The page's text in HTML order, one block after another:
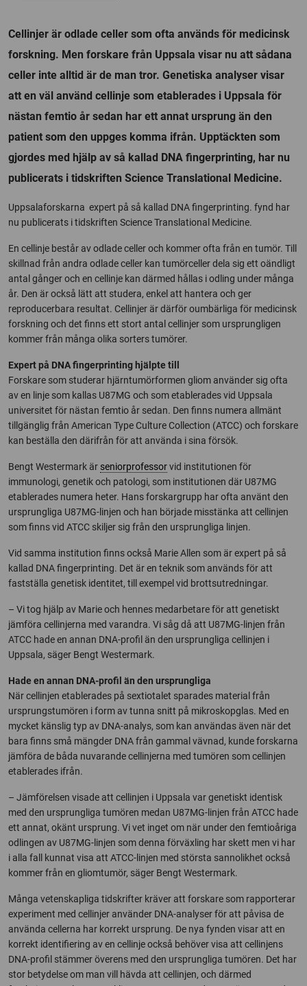
Cellinjer är odlade celler som ofta används för medicinsk
forskning. Men forskare från Uppsala visar nu att sådana
celler inte alltid är de man tror. Genetiska analyser visar
att en väl använd cellinje som etablerades i Uppsala för
nästan femtio år sedan har ett annat ursprung än den
patient som den uppges komma ifrån. Upptäckten som
gjordes med hjälp av så kallad DNA fingerprinting, har nu
publicerats i tidskriften Science Translational Medicine.
Uppsalaforskarna expert på så kallad DNA fingerprinting. fynd har
nu publicerats i tidskriften Science Translational Medicine.
En cellinje består av odlade celler och kommer ofta från en tumör. Till
skillnad från andra odlade celler kan tumörceller dela sig ett oändligt
antal gånger och en cellinje kan därmed hållas i odling under många
år. Den är också lätt att studera, enkel att hantera och ger
reproducerbara resultat. Cellinjer är därför oumbärliga för medicinsk
forskning och det finns ett stort antal cellinjer som ursprungligen
kommer från många olika sorters tumörer.
Expert på DNA fingerprinting hjälpte till
Forskare som studerar hjärntumörformen gliom använder sig ofta
av en linje som kallas U87MG och som etablerades vid Uppsala
universitet för nästan femtio år sedan. Den finns numera allmänt
tillgänglig från American Type Culture Collection (ATCC) och forskare
kan beställa den därifrån för att använda i sina försök.
Bengt Westermark är seniorprofessorvid institutionen för
immunologi, genetik och patologi, som institutionen där U87MG
etablerades numera heter. Hans forskargrupp har ofta använt den
ursprungliga U87MG-linjen och han började misstänka att cellinjen
som finns vid ATCC skiljer sig från den ursprungliga linjen.
Vid samma institution finns också Marie Allen som är expert på så
kallad DNA fingerprinting. Det är en teknik som används för att
fastställa genetisk identitet, till exempel vid brottsutredningar.
– Vi tog hjälp av Marie och hennes medarbetare för att genetiskt
jämföra cellinjerna med varandra. Vi såg då att U87MG-linjen från
ATCC hade en annan DNA-profil än den ursprungliga cellinjen i
Uppsala, säger Bengt Westermark.
Hade en annan DNA-profil än den ursprungliga
När cellinjen etablerades på sextiotalet sparades material från
ursprungstumören i form av tunna snitt på mikroskopglas. Med en
mycket känslig typ av DNA-analys, som kan användas även när det
bara finns små mängder DNA från gammal vävnad, kunde forskarna
jämföra de båda nuvarande cellinjerna med tumören som cellinjen
etablerades ifrån.
– Jämförelsen visade att cellinjen i Uppsala var genetiskt identisk
med den ursprungliga tumören medan U87MG-linjen från ATCC hade
ett annat, okänt ursprung. Vi vet inget om när under den femtioåriga
odlingen av U87MG-linjen som denna förväxling har skett men vi har
i alla fall kunnat visa att ATCC-linjen med största sannolikhet också
kommer från en gliomtumör, säger Bengt Westermark.
Många vetenskapliga tidskrifter kräver att forskare som rapporterar
experiment med cellinjer använder DNA-analyser för att påvisa de
använda cellerna har korrekt ursprung. De nya fynden visar att en
korrekt identifiering av en cellinje också behöver visa att cellinjens
DNA-profil stämmer överens med den ursprungliga tumören. Det har
stor betydelse om man vill hävda att cellinjen, och därmed